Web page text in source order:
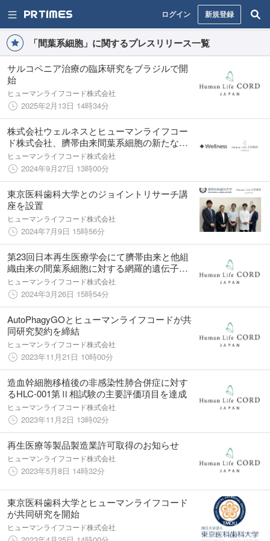
ログイン 新規登録
「間葉系細胞」に関するプレスリリース一覧
サルコペニア治療の臨床研究をブラジルで開
始
ヒューマンライフコード株式会社
2025年2月13日 14時34分
株式会社ウェルネスとヒューマンライフコー
ド株式会社、臍帯由来間葉系細胞の新たな可
能性に挑戦
ヒューマンライフコード株式会社
2024年9月27日 13時00分
東京医科歯科大学とのジョイントリサーチ講
座を設置
ヒューマンライフコード株式会社
2024年7月9日 15時56分
第23回日本再生医療学会にて臍帯由来と他組
織由来の間葉系細胞に対する網羅的遺伝子発
現解析による特徴比較を発表
ヒューマンライフコード株式会社
2024年3月26日 15時54分
AutoPhagyGOとヒューマンライフコードが共
同研究契約を締結
ヒューマンライフコード株式会社
2023年11月21日 10時00分
造血幹細胞移植後の非感染性肺合併症に対す
るHLC-001第Ⅱ相試験の主要評価項目を達成
ヒューマンライフコード株式会社
2023年11月2日 13時02分
再生医療等製品製造業許可取得のお知らせ
ヒューマンライフコード株式会社
2023年5月8日 14時32分
東京医科歯科大学とヒューマンライフコード
が共同研究を開始
ヒューマンライフコード株式会社